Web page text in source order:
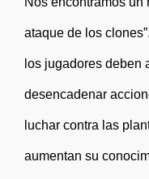
ataque de los
los jugadores deben
desencadenar
luchar contra las
aumentan su